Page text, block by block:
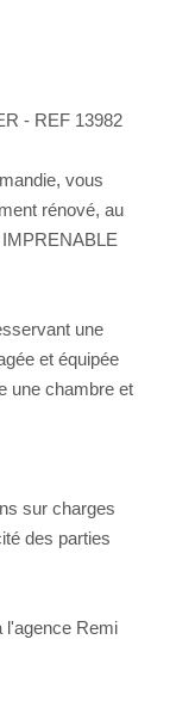
- REF 13982
vous
rénové, au
une
et équipée
une chambre et
sur charges
des parties
l'agence Remi